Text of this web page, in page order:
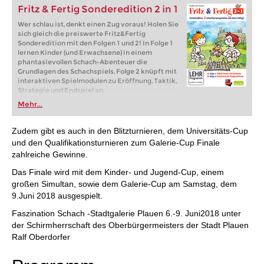
Fritz & Fertig Sonderedition 2 in 1
Wer schlau ist, denkt einen Zug voraus! Holen Sie
sich gleich die preiswerte Fritz&Fertig
Sonderedition mit den Folgen 1 und 2! In Folge 1
lernen Kinder (und Erwachsene) in einem
phantasievollen Schach-Abenteuer die
Grundlagen des Schachspiels. Folge 2 knüpft mit
interaktiven Spielmodulen zu Eröffnung, Taktik,
Strategie und Endspiel an.
Mehr...
Zudem gibt es auch in den Blitzturnieren, dem Universitäts-Cup
und den Qualifikationsturnieren zum Galerie-Cup Finale
zahlreiche Gewinne.
Das Finale wird mit dem Kinder- und Jugend-Cup, einem
großen Simultan, sowie dem Galerie-Cup am Samstag, dem
9.Juni 2018 ausgespielt.
Faszination Schach -Stadtgalerie Plauen 6.-9. Juni2018 unter
der Schirmherrschaft des Oberbürgermeisters der Stadt Plauen
Ralf Oberdorfer